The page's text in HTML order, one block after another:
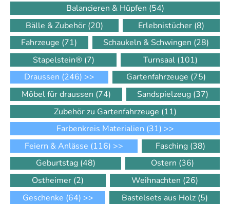
Balancieren & Hüpfen (54)
Bälle & Zubehör (20) Erlebnistücher (8)
Fahrzeuge (71) Schaukeln & Schwingen (28)
Stapelstein® (7) Turnsaal (101)
Draussen (246) >> Gartenfahrzeuge (75)
Möbel für draussen (74) Sandspielzeug (37)
Zubehör zu Gartenfahrzeuge (11)
Farbenkreis Materialien (31) >>
Feiern & Anlässe (116) >> Fasching (38)
Geburtstag (48) Ostern (36)
Ostheimer (2) Weihnachten (26)
Geschenke (64) >> Bastelsets aus Holz (5)